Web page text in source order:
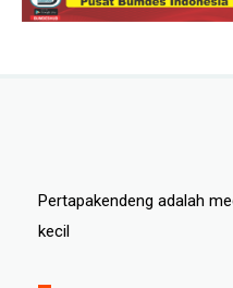
Pertapakendeng adalah
kecil